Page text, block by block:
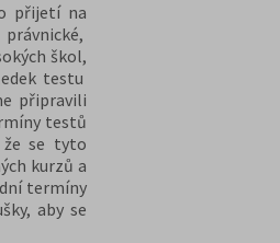
přijetí na
škol,
testu
připravili
testů
že se tyto
kurzů a
termíny
aby se